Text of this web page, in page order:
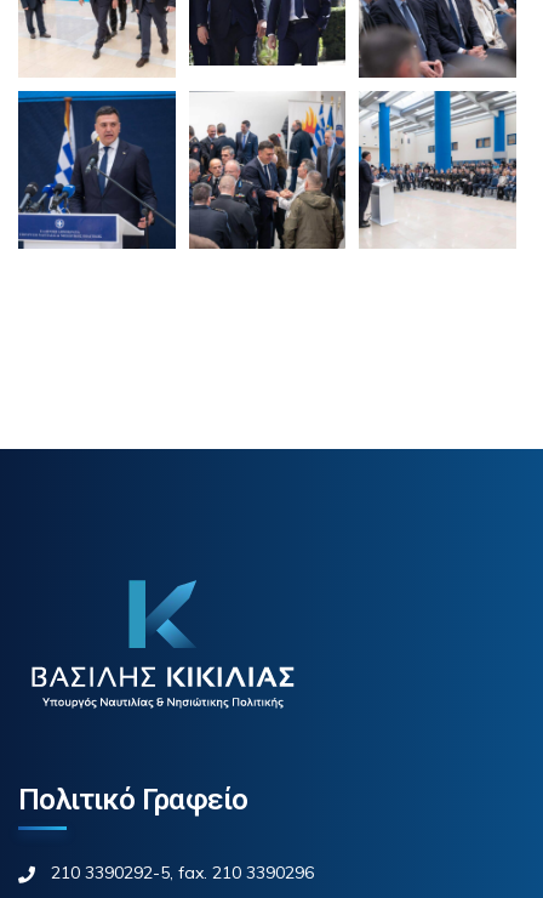
Πολιτικό Γραφείο
210 3390292-5, fax. 210 3390296